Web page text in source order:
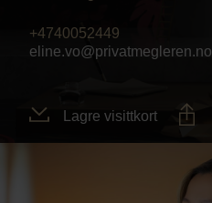
Nybygg
Fritidseiendom
+4740052449
eline.vo@privatmegleren.no
Lagre visittkort